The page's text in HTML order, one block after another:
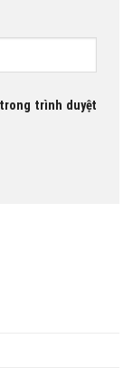
trình duyệt